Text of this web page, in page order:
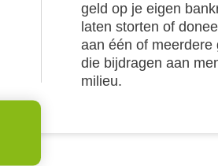
geld op je eigen
laten storten of
aan één of meerdere
die bijdragen aan
milieu.